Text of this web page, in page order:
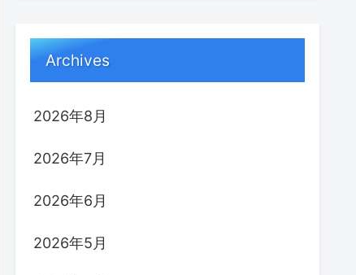
Archives
2026年8月
2026年7月
2026年6月
2026年5月